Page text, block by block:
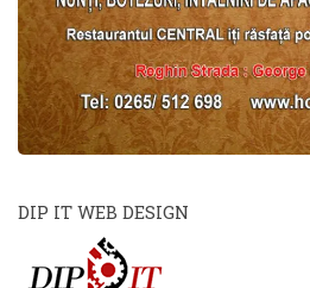
DIP IT WEB DESIGN